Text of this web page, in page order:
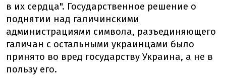
в их сердца". Государственное решение о
поднятии над галичинскими
администрациями символа, разъединяющего
галичан с остальными украинцами было
принято во вред государству Украина, а не в
пользу его.